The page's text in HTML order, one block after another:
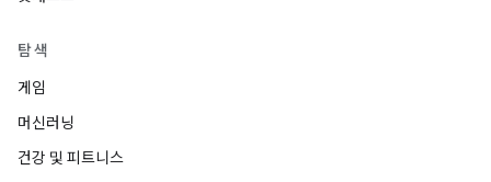
탐색
게임
머신러닝
건강 및 피트니스